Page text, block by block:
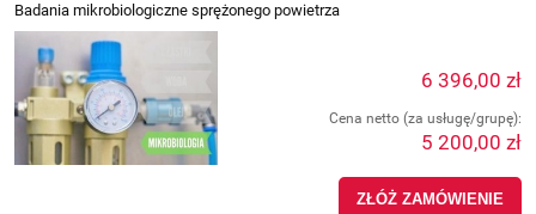
Badania mikrobiologiczne sprężonego powietrza
6 396,00 zł
Cena netto (za usługę/grupę):
5 200,00 zł
ZŁÓŻ ZAMÓWIENIE